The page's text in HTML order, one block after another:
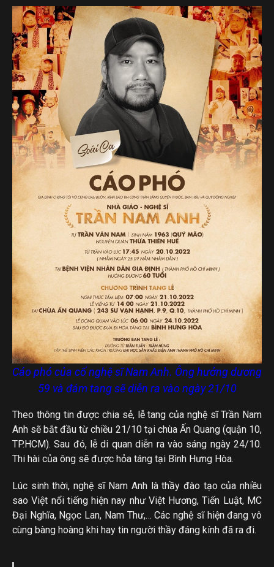
Cáo phó của cố nghệ sĩ Nam Anh. Ông hưởng dương
59 và đám tang sẽ diễn ra vào ngày 21/10
Theo thông tin được chia sẻ, lễ tang của nghệ sĩ Trần Nam
Anh sẽ bắt đầu từ chiều 21/10 tại chùa Ấn Quang (quận 10,
TP.HCM). Sau đó, lễ di quan diễn ra vào sáng ngày 24/10.
Thi hài của ông sẽ được hỏa táng tại Bình Hưng Hòa.
Lúc sinh thời, nghệ sĩ Nam Anh là thầy đào tạo của nhiều
sao Việt nổi tiếng hiện nay như Việt Hương, Tiến Luật, MC
Đại Nghĩa, Ngọc Lan, Nam Thư,… Các nghệ sĩ hiện đang vô
cùng bàng hoàng khi hay tin người thầy đáng kính đã ra đi.